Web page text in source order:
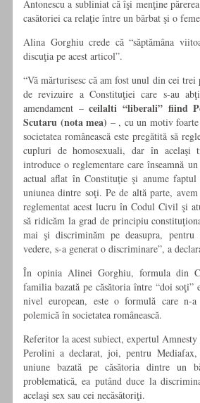
Antonescu a subliniat că îşi menţine
casătoriei ca relaţie între un bărbat şi o
Alina Gorghiu crede că “săptămâna
discuţia pe acest articol”.
“Vă mărturisesc că am fost unul din cei
de revizuire a Constituţiei care s-au
amendament –ceilalti “liberali” fiind
Scutaru (nota mea) – , cu un motiv
societatea românească este pregătită să
cupluri de homosexuali, dar în
introduce o reglementare care înseamnă
actual aflat în Constituţie şi anume faptul
uniunea dintre soţi. Pe de altă parte,
reglementat acest lucru în Codul Civil şi
să ridicăm la grad de principiu
mai şi discriminăm pe deasupra,
vedere, s-a generat o discriminare”, a
În opinia Alinei Gorghiu, formula din
familia bazată pe căsătoria între “doi soţi”
nivel european, este o formulă care
polemică în societatea românească.
Referitor la acest subiect, expertul
Perolini a declarat, joi, pentru
uniune bazată pe căsătoria dintre un
problematică, ea putând duce la
acelaşi sex sau cei necăsătoriţi.